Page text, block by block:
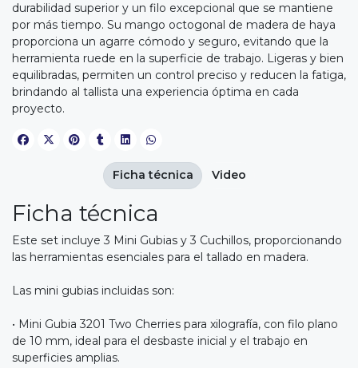
durabilidad superior y un filo excepcional que se mantiene
por más tiempo. Su mango octogonal de madera de haya
proporciona un agarre cómodo y seguro, evitando que la
herramienta ruede en la superficie de trabajo. Ligeras y bien
equilibradas, permiten un control preciso y reducen la fatiga,
brindando al tallista una experiencia óptima en cada
proyecto.
Ficha técnica
Este set incluye 3 Mini Gubias y 3 Cuchillos, proporcionando
las herramientas esenciales para el tallado en madera.
Las mini gubias incluidas son:
• Mini Gubia 3201 Two Cherries para xilografía, con filo plano
de 10 mm, ideal para el desbaste inicial y el trabajo en
superficies amplias.
Ficha técnica Video